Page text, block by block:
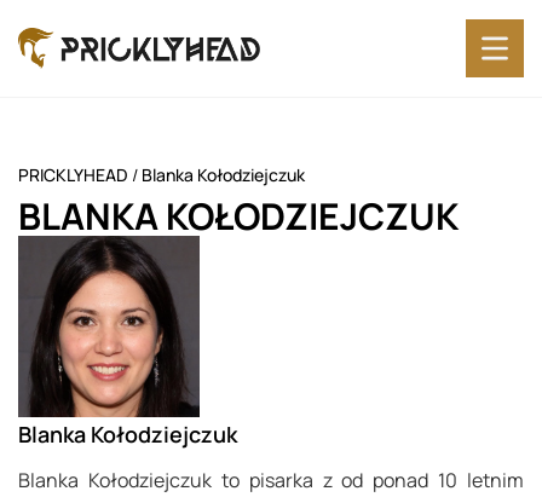
PRICKLYHEAD / Blanka Kołodziejczuk
BLANKA KOŁODZIEJCZUK
Blanka Kołodziejczuk
Blanka Kołodziejczuk to pisarka z od ponad 10 letnim